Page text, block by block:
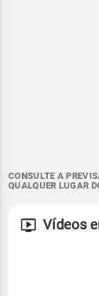
CONSULTE A
QUALQUER LUGAR
Vídeos